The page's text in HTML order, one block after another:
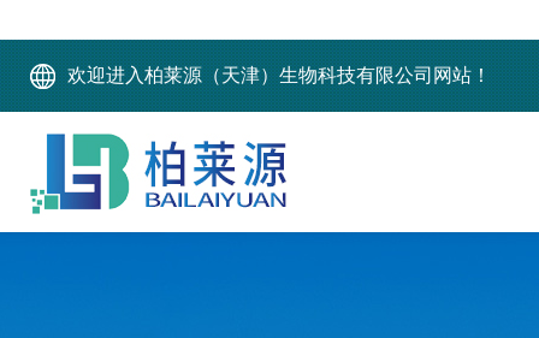
欢迎进入柏莱源（天津）生物科技有限公司网站！